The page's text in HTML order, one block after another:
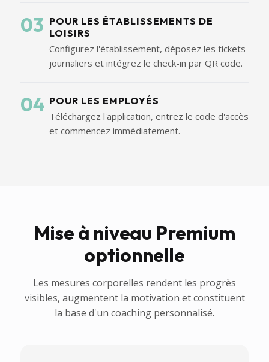
03 POUR LES ÉTABLISSEMENTS DE
LOISIRS
Configurez l'établissement, déposez les tickets
journaliers et intégrez le check-in par QR code.
04 POUR LES EMPLOYÉS
Téléchargez l'application, entrez le code d'accès
et commencez immédiatement.
Mise à niveau Premium
optionnelle
Les mesures corporelles rendent les progrès
visibles, augmentent la motivation et constituent
la base d'un coaching personnalisé.